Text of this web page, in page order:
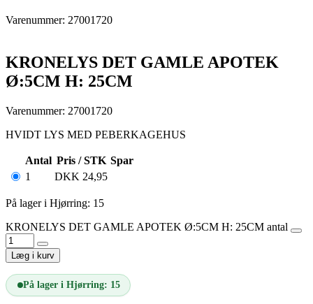
Varenummer: 27001720
KRONELYS DET GAMLE APOTEK
Ø:5CM H: 25CM
Varenummer: 27001720
HVIDT LYS MED PEBERKAGEHUS
Antal Pris / STK Spar
1
DKK 24,95
På lager i Hjørring: 15
KRONELYS DET GAMLE APOTEK Ø:5CM H: 25CM antal
Læg i kurv
På lager i Hjørring: 15